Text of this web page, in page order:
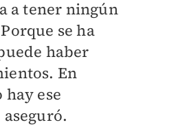
a tener ningún
se ha
haber
En
hay ese